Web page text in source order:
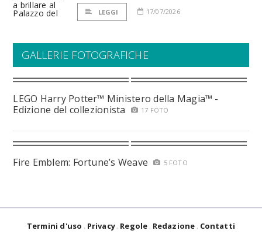
LEGGI 17/07/2026
GALLERIE FOTOGRAFICHE
LEGO Harry Potter™ Ministero della Magia™ -
Edizione del collezionista
17 FOTO
Fire Emblem: Fortune’s Weave 5 FOTO
Termini d'uso Privacy Regole Redazione Contatti